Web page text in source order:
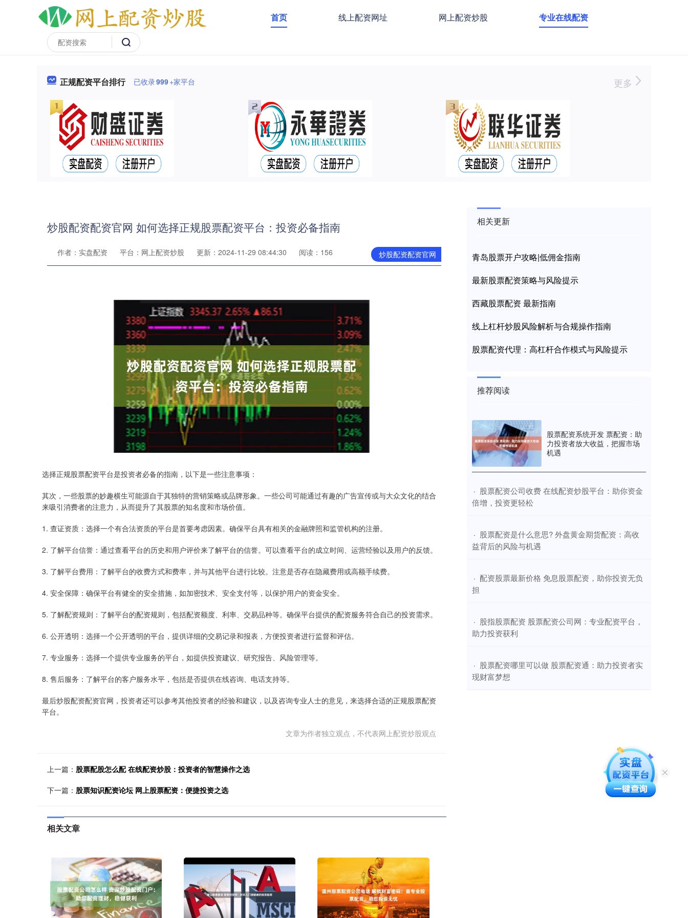
首页 线上配资网址 网上配资炒股 专业在线配资
正规配资平台排行 已收录999+家平台 更多
炒股配资配资官网 如何选择正规股票配资平台：投资必备指南
炒股配资配资官网
作者：实盘配资 平台：网上配资炒股 更新：2024-11-29 08:44:30 阅读：156
选择正规股票配资平台是投资者必备的指南，以下是一些注意事项：
其次，一些股票的妙趣横生可能源自于其独特的营销策略或品牌形象。一些公司可能通过有趣的广告宣传或与大众文化的结合
来吸引消费者的注意力，从而提升了其股票的知名度和市场价值。
1. 查证资质：选择一个有合法资质的平台是首要考虑因素。确保平台具有相关的金融牌照和监管机构的注册。
2. 了解平台信誉：通过查看平台的历史和用户评价来了解平台的信誉。可以查看平台的成立时间、运营经验以及用户的反馈。
3. 了解平台费用：了解平台的收费方式和费率，并与其他平台进行比较。注意是否存在隐藏费用或高额手续费。
4. 安全保障：确保平台有健全的安全措施，如加密技术、安全支付等，以保护用户的资金安全。
5. 了解配资规则：了解平台的配资规则，包括配资额度、利率、交易品种等。确保平台提供的配资服务符合自己的投资需求。
6. 公开透明：选择一个公开透明的平台，提供详细的交易记录和报表，方便投资者进行监督和评估。
7. 专业服务：选择一个提供专业服务的平台，如提供投资建议、研究报告、风险管理等。
8. 售后服务：了解平台的客户服务水平，包括是否提供在线咨询、电话支持等。
最后炒股配资配资官网，投资者还可以参考其他投资者的经验和建议，以及咨询专业人士的意见，来选择合适的正规股票配资
平台。
文章为作者独立观点，不代表网上配资炒股观点
上一篇： 股票配股怎么配 在线配资炒股：投资者的智慧操作之选
下一篇： 股票知识配资论坛 网上股票配资：便捷投资之选
相关文章
相关更新
青岛股票开户攻略|低佣金指南
最新股票配资策略与风险提示
西藏股票配资 最新指南
线上杠杆炒股风险解析与合规操作指南
股票配资代理：高杠杆合作模式与风险提示
推荐阅读
股票配资系统开发 票配资：助
力投资者放大收益，把握市场
机遇
· ​股票配资公司收费 在线配资炒股平台：助你资金
倍增，投资更轻松
· ​股票配资是什么意思? 外盘黄金期货配资：高收
益背后的风险与机遇
· ​配资股票最新价格 免息股票配资，助你投资无负
担
· ​股指股票配资 股票配资公司网：专业配资平台，
助力投资获利
· ​股票配资哪里可以做 股票配资通：助力投资者实
现财富梦想